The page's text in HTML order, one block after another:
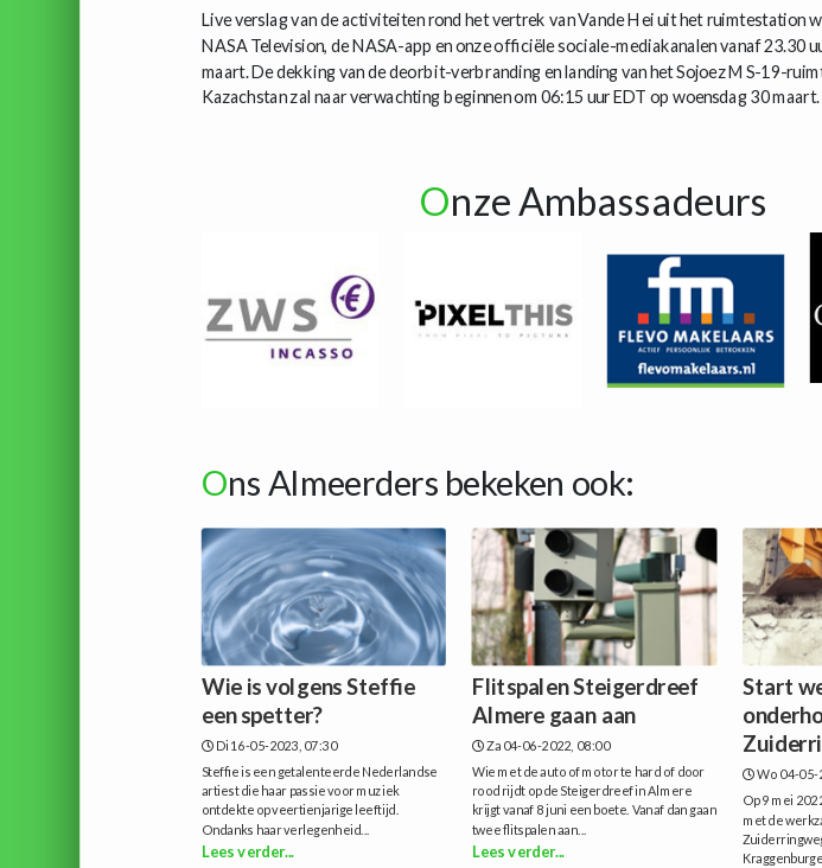
Live verslag van de activiteiten rond het vertrek van Vande Hei uit het ruimtestation
NASA Television, de NASA-app en onze officiële sociale-mediakanalen vanaf 23.30
maart. De dekking van de deorbit-verbranding en landing van het Sojoez MS-19-
Kazachstan zal naar verwachting beginnen om 06:15 uur EDT op woensdag 30 maart.
Onze Ambassadeurs
Ons Almeerders bekeken ook:
Wie is volgens Steffie
een spetter?
Di 16-05-2023, 07:30
Steffie is een getalenteerde Nederlandse
artiest die haar passie voor muziek
ontdekte op veertienjarige leeftijd.
Ondanks haar verlegenheid...
Lees verder...
Flitspalen Steigerdreef
Almere gaan aan
Za 04-06-2022, 08:00
Wie met de auto of motor te hard of door
rood rijdt op de Steigerdreef in Almere
krijgt vanaf 8 juni een boete. Vanaf dan gaan
twee flitspalen aan...
Lees verder...
Start
Wo 04-05-
Op 9 mei
met de